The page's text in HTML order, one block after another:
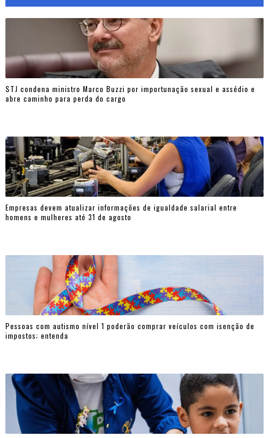
STJ condena ministro Marco Buzzi por importunação sexual e assédio e
abre caminho para perda do cargo
Empresas devem atualizar informações de igualdade salarial entre
homens e mulheres até 31 de agosto
Pessoas com autismo nível 1 poderão comprar veículos com isenção de
impostos; entenda